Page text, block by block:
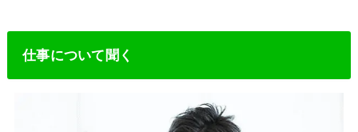
仕事について聞く